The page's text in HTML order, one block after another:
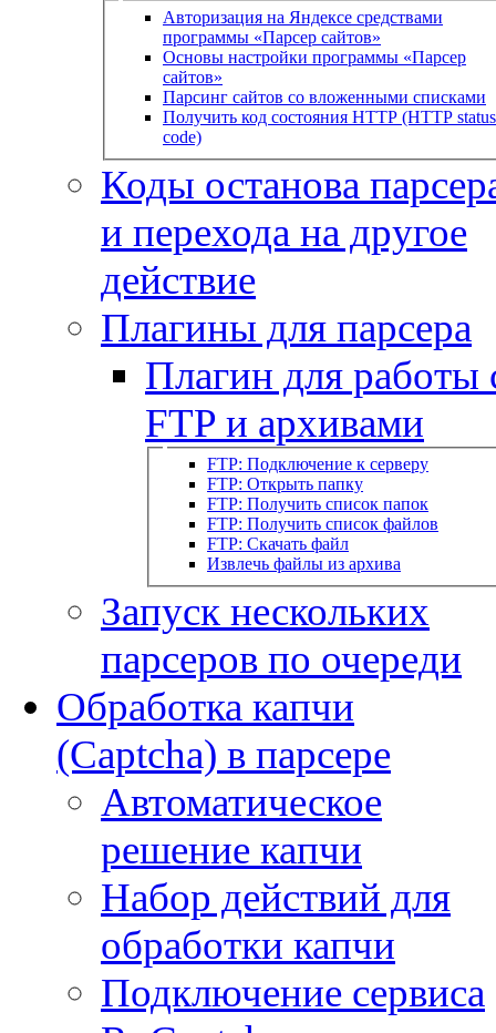
Авторизация на Яндексе средствами
программы «Парсер сайтов»
Основы настройки программы «Парсер
сайтов»
Парсинг сайтов со вложенными списками
Получить код состояния HTTP (HTTP status
code)
Коды останова
и перехода на другое
действие
Плагины для парсера
Плагин для работы
FTP и архивами
FTP: Подключение к серверу
FTP: Открыть папку
FTP: Получить список папок
FTP: Получить список файлов
FTP: Скачать файл
Извлечь файлы из архива
Запуск нескольких
парсеров по очереди
Обработка капчи
(Captcha) в парсере
Автоматическое
решение капчи
Набор действий для
обработки капчи
Подключение сервиса